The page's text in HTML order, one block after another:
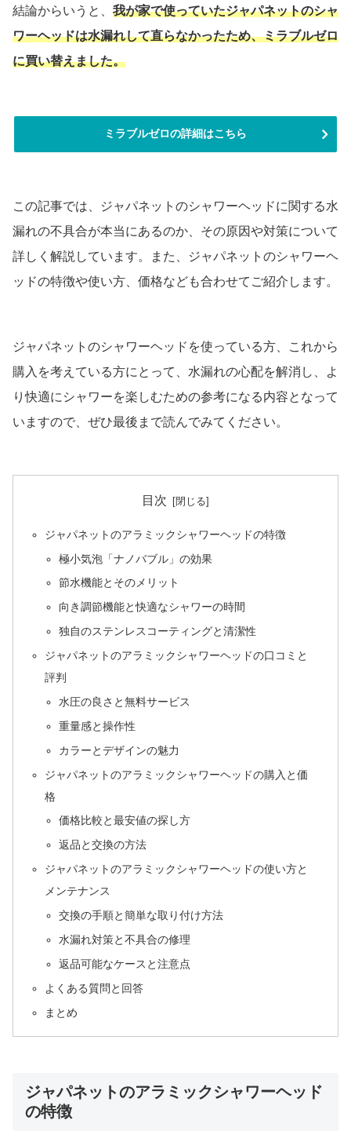
結論からいうと、 我が家で使っていたジャパネットのシャ
ワーヘッドは水漏れして直らなかったため、ミラブルゼロ
に買い替えました。
ミラブルゼロの詳細はこちら
この記事では、ジャパネットのシャワーヘッドに関する水
漏れの不具合が本当にあるのか、その原因や対策について
詳しく解説しています。また、ジャパネットのシャワーヘ
ッドの特徴や使い方、価格なども合わせてご紹介します。
ジャパネットのシャワーヘッドを使っている方、これから
購入を考えている方にとって、水漏れの心配を解消し、よ
り快適にシャワーを楽しむための参考になる内容となって
いますので、ぜひ最後まで読んでみてください。
目次
ジャパネットのアラミックシャワーヘッドの特徴
極小気泡「ナノバブル」の効果
節水機能とそのメリット
向き調節機能と快適なシャワーの時間
独自のステンレスコーティングと清潔性
ジャパネットのアラミックシャワーヘッドの口コミと
評判
水圧の良さと無料サービス
重量感と操作性
カラーとデザインの魅力
ジャパネットのアラミックシャワーヘッドの購入と価
格
価格比較と最安値の探し方
返品と交換の方法
ジャパネットのアラミックシャワーヘッドの使い方と
メンテナンス
交換の手順と簡単な取り付け方法
水漏れ対策と不具合の修理
返品可能なケースと注意点
よくある質問と回答
まとめ
ジャパネットのアラミックシャワーヘッド
の特徴